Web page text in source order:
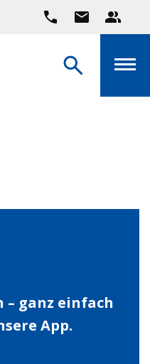
– ganz einfach
App.